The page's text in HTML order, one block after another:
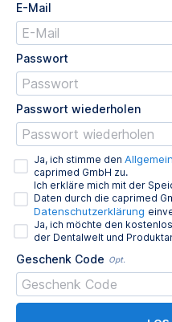
E-Mail
Passwort
Passwort wiederholen
Ja, ich stimme den
caprimed GmbH zu.
Ich erkläre mich mit der
Daten durch die caprimed
Datenschutzerklärung
Ja, ich möchte den
der Dentalwelt und
Geschenk Code Opt.